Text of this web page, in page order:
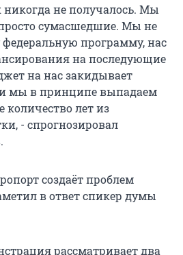
никогда не получалось. Мы
сумасшедшие. Мы не
программу, нас
на последующие
на нас закидывает
мы в принципе выпадаем
лет из
- спрогнозировал
создаёт проблем
в ответ спикер думы
рассматривает два